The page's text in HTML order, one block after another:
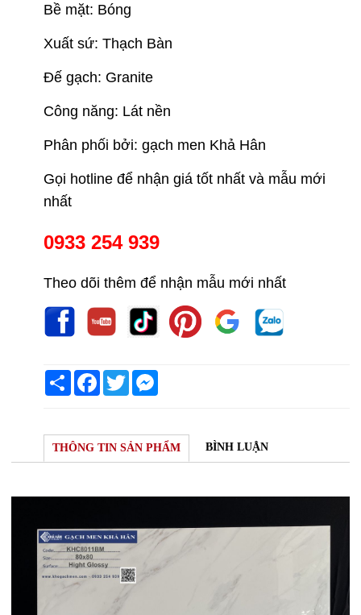
Bề mặt: Bóng
Xuất sứ: Thạch Bàn
Đế gạch: Granite
Công năng: Lát nền
Phân phối bởi: gạch men Khả Hân
Gọi hotline để nhận giá tốt nhất và mẫu mới
nhất
0933 254 939
Theo dõi thêm để nhận mẫu mới nhất
Share Facebook
Twitter
THÔNG TIN SẢN PHẨM BÌNH LUẬN